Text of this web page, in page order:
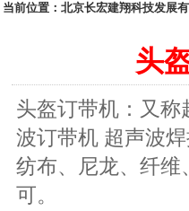
当前位置： 北京长宏建翔科技发展
头
头盔订带机：又
波订带机 超声波
纺布、尼龙、纤维
可。